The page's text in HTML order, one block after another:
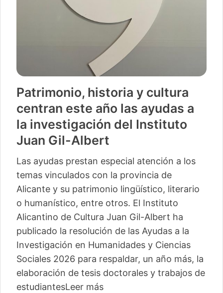
Patrimonio, historia y cultura
centran este año las ayudas a
la investigación del Instituto
Juan Gil-Albert
Las ayudas prestan especial atención a los
temas vinculados con la provincia de
Alicante y su patrimonio lingüístico, literario
o humanístico, entre otros. El Instituto
Alicantino de Cultura Juan Gil-Albert ha
publicado la resolución de las Ayudas a la
Investigación en Humanidades y Ciencias
Sociales 2026 para respaldar, un año más, la
elaboración de tesis doctorales y trabajos de
estudiantesLeer más